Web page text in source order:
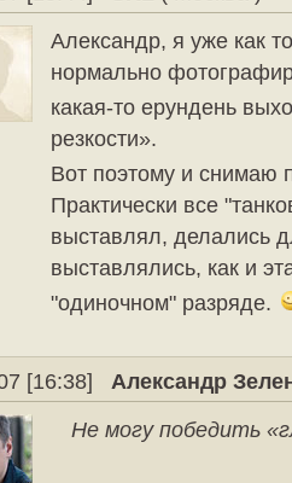
Александр, я уже как
нормально
какая-то ерундень
резкости».
Вот поэтому и снимаю
Практически все
выставлял, делались
выставлялись, как и
"одиночном" разряде.
[16:38]
Александр
Не могу победить